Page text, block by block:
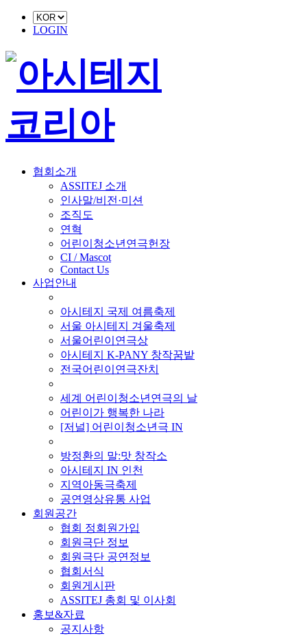
LOGIN
협회소개
ASSITEJ 소개
인사말/비전·미션
조직도
연혁
어린이청소년연극헌장
CI / Mascot
Contact Us
사업안내
아시테지 국제 여름축제
서울 아시테지 겨울축제
서울어린이연극상
아시테지 K-PANY 창작꿈밭
전국어린이연극잔치
세계 어린이청소년연극의 날
어린이가 행복한 나라
[저널] 어린이청소년극 IN
방정환의 말:맛 창작소
아시테지 IN 인천
지역아동극축제
공연영상유통 사업
회원공간
협회 정회원가입
회원극단 정보
회원극단 공연정보
협회서식
회원게시판
ASSITEJ 총회 및 이사회
홍보&자료
공지사항